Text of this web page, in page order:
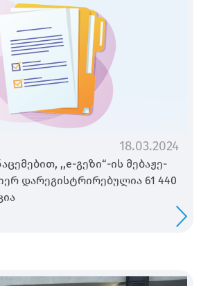
18.03.2024
,,e-გეზი“-ის მებაჟე-
დარეგისტრირებულია 61 440